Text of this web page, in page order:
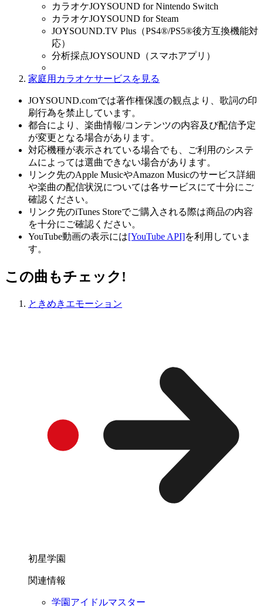
カラオケJOYSOUND for Nintendo Switch
カラオケJOYSOUND for Steam
JOYSOUND.TV Plus（PS4®/PS5®後方互換機能対
応）
分析採点JOYSOUND（スマホアプリ）
家庭用カラオケサービスを見る
JOYSOUND.comでは著作権保護の観点より、歌詞の印
刷行為を禁止しています。
都合により、楽曲情報/コンテンツの内容及び配信予定
が変更となる場合があります。
対応機種が表示されている場合でも、ご利用のシステ
ムによっては選曲できない場合があります。
リンク先のApple MusicやAmazon Musicのサービス詳細
や楽曲の配信状況については各サービスにて十分にご
確認ください。
リンク先のiTunes Storeでご購入される際は商品の内容
を十分にご確認ください。
YouTube動画の表示には[YouTube API]を利用していま
す。
この曲もチェック!
ときめきエモーション
初星学園
関連情報
学園アイドルマスター